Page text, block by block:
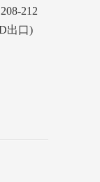
212
出口)